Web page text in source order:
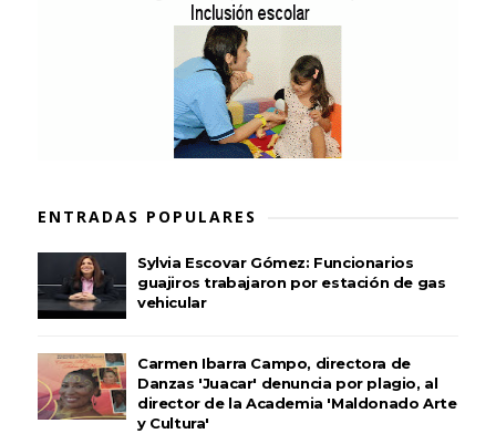
ENTRADAS POPULARES
Sylvia Escovar Gómez: Funcionarios
guajiros trabajaron por estación de gas
vehicular
Carmen Ibarra Campo, directora de
Danzas 'Juacar' denuncia por plagio, al
director de la Academia 'Maldonado Arte
y Cultura'